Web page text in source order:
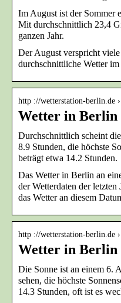
Im August ist der Sommer
Mit durchschnittlich 23,4
ganzen Jahr.
Der August verspricht
durchschnittliche Wetter
http ://wetterstation-berlin.de
Wetter in Berlin
Durchschnittlich scheint
8.9 Stunden, die höchste
beträgt etwa 14.2 Stunden.
Das Wetter in Berlin an
der Wetterdaten der
das Wetter an diesem
http ://wetterstation-berlin.de
Wetter in Berlin
Die Sonne ist an einem 6.
sehen, die höchste
14.3 Stunden, oft ist es